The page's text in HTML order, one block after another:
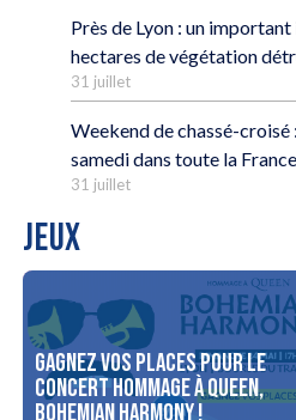
Près de Lyon : un
hectares de végétation
31 juillet
Weekend de chassé-
samedi dans toute la France
31 juillet
JEUX
Gagnez vos places pour le
concert Hommage à Queen,
Bohemian Harmony !